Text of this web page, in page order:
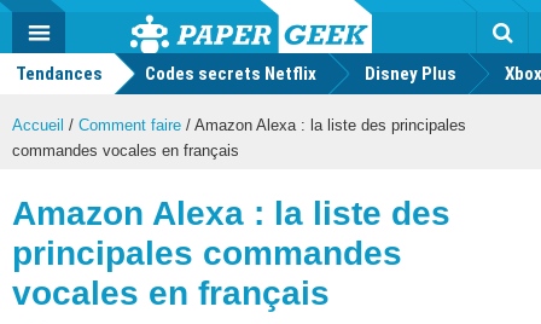
Actu
geek
MENU
Tendances Codes secrets Netflix Disney Plus
Accueil / Comment faire / Amazon Alexa : la liste des principales
commandes vocales en français
Amazon Alexa : la liste des
principales commandes
vocales en français
Mode
FacebookTwitter Youtube